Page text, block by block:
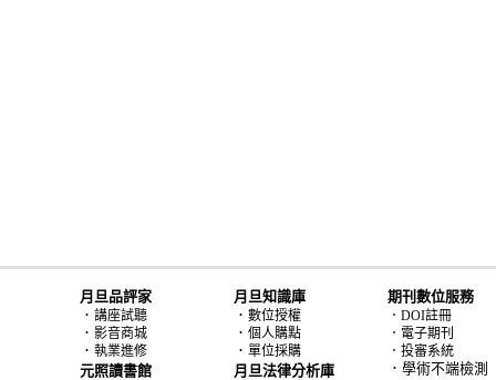
月旦品評家
． 講座試聽
． 影音商城
． 執業進修
元照讀書館
月旦知識庫
． 數位授權
． 個人購點
． 單位採購
月旦法律分析庫
期刊數位服務
．DOI註冊
．電子期刊
．投審系統
．學術不端檢測